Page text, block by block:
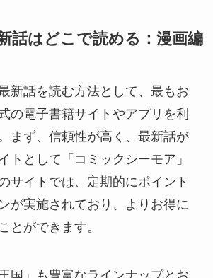
話はどこで読める：漫画編
新話を読む方法として、最もお
の電子書籍サイトやアプリを利
まず、信頼性が高く、最新話が
トとして「コミックシーモア」
サイトでは、定期的にポイント
が実施されており、よりお得に
とができます。
国」も豊富なラインナップとお